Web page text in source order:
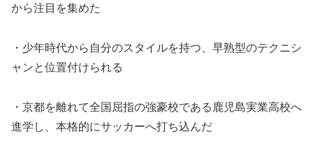
から注目を集めた
・少年時代から自分のスタイルを持つ、早熟型のテクニシ
ャンと位置付けられる
・京都を離れて全国屈指の強豪校である鹿児島実業高校へ
進学し、本格的にサッカーへ打ち込んだ